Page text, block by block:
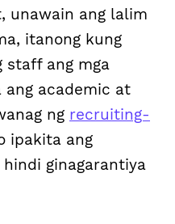
unawain ang lalim
itanong kung
staff ang mga
academic at
ng recruiting-
ipakita ang
hindi ginagarantiya